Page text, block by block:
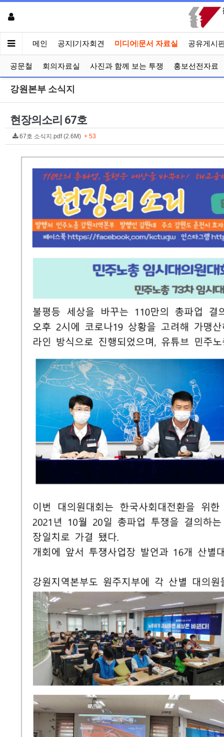
메인 공지|기자회견 미디어|문서 자료실 공유게시
공문철 회의자료실 사진과 함께 보는 투쟁 홍보선전자료
강원본부 소식지
현장의소리 67호
67호 소식지.pdf (2.6M) + 53